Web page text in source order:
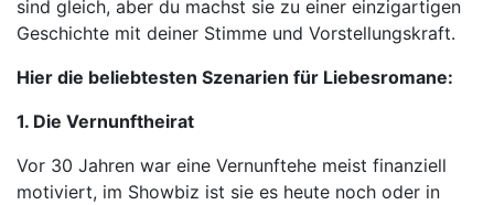
sind gleich, aber du machst sie zu einer einzigartigen
Geschichte mit deiner Stimme und Vorstellungskraft.
Hier die beliebtesten Szenarien für Liebesromane:
1. Die Vernunftheirat
Vor 30 Jahren war eine Vernunftehe meist finanziell
motiviert, im Showbiz ist sie es heute noch oder in